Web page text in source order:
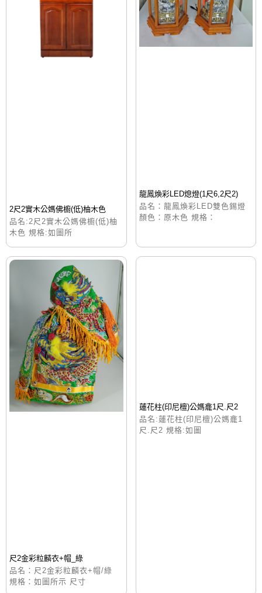
2尺2實木公媽佛櫥(低)柚木色
品名:2尺2實木公媽佛櫥(低)柚
木色 規格:如圖所
龍鳳煥彩LED熄燈(1尺6,2尺2)
品名：龍鳳煥彩LED雙色錫燈
顏色：原木色 規格：
尺2金彩粒麟衣+帽_綠
品名：尺2金彩粒麟衣+帽/綠
規格：如圖所示 尺寸
蓮花柱(印尼檀)公媽龕1尺.尺2
品名:蓮花柱(印尼檀)公媽龕1
尺.尺2 規格:如圖